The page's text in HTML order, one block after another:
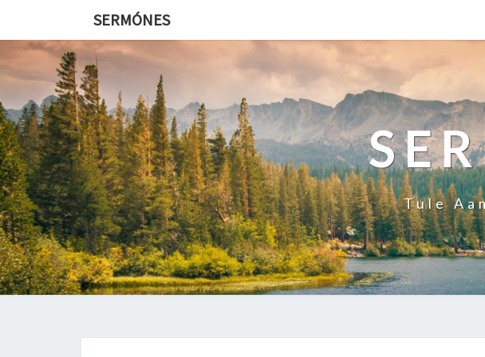
SERMÓNES
Tule